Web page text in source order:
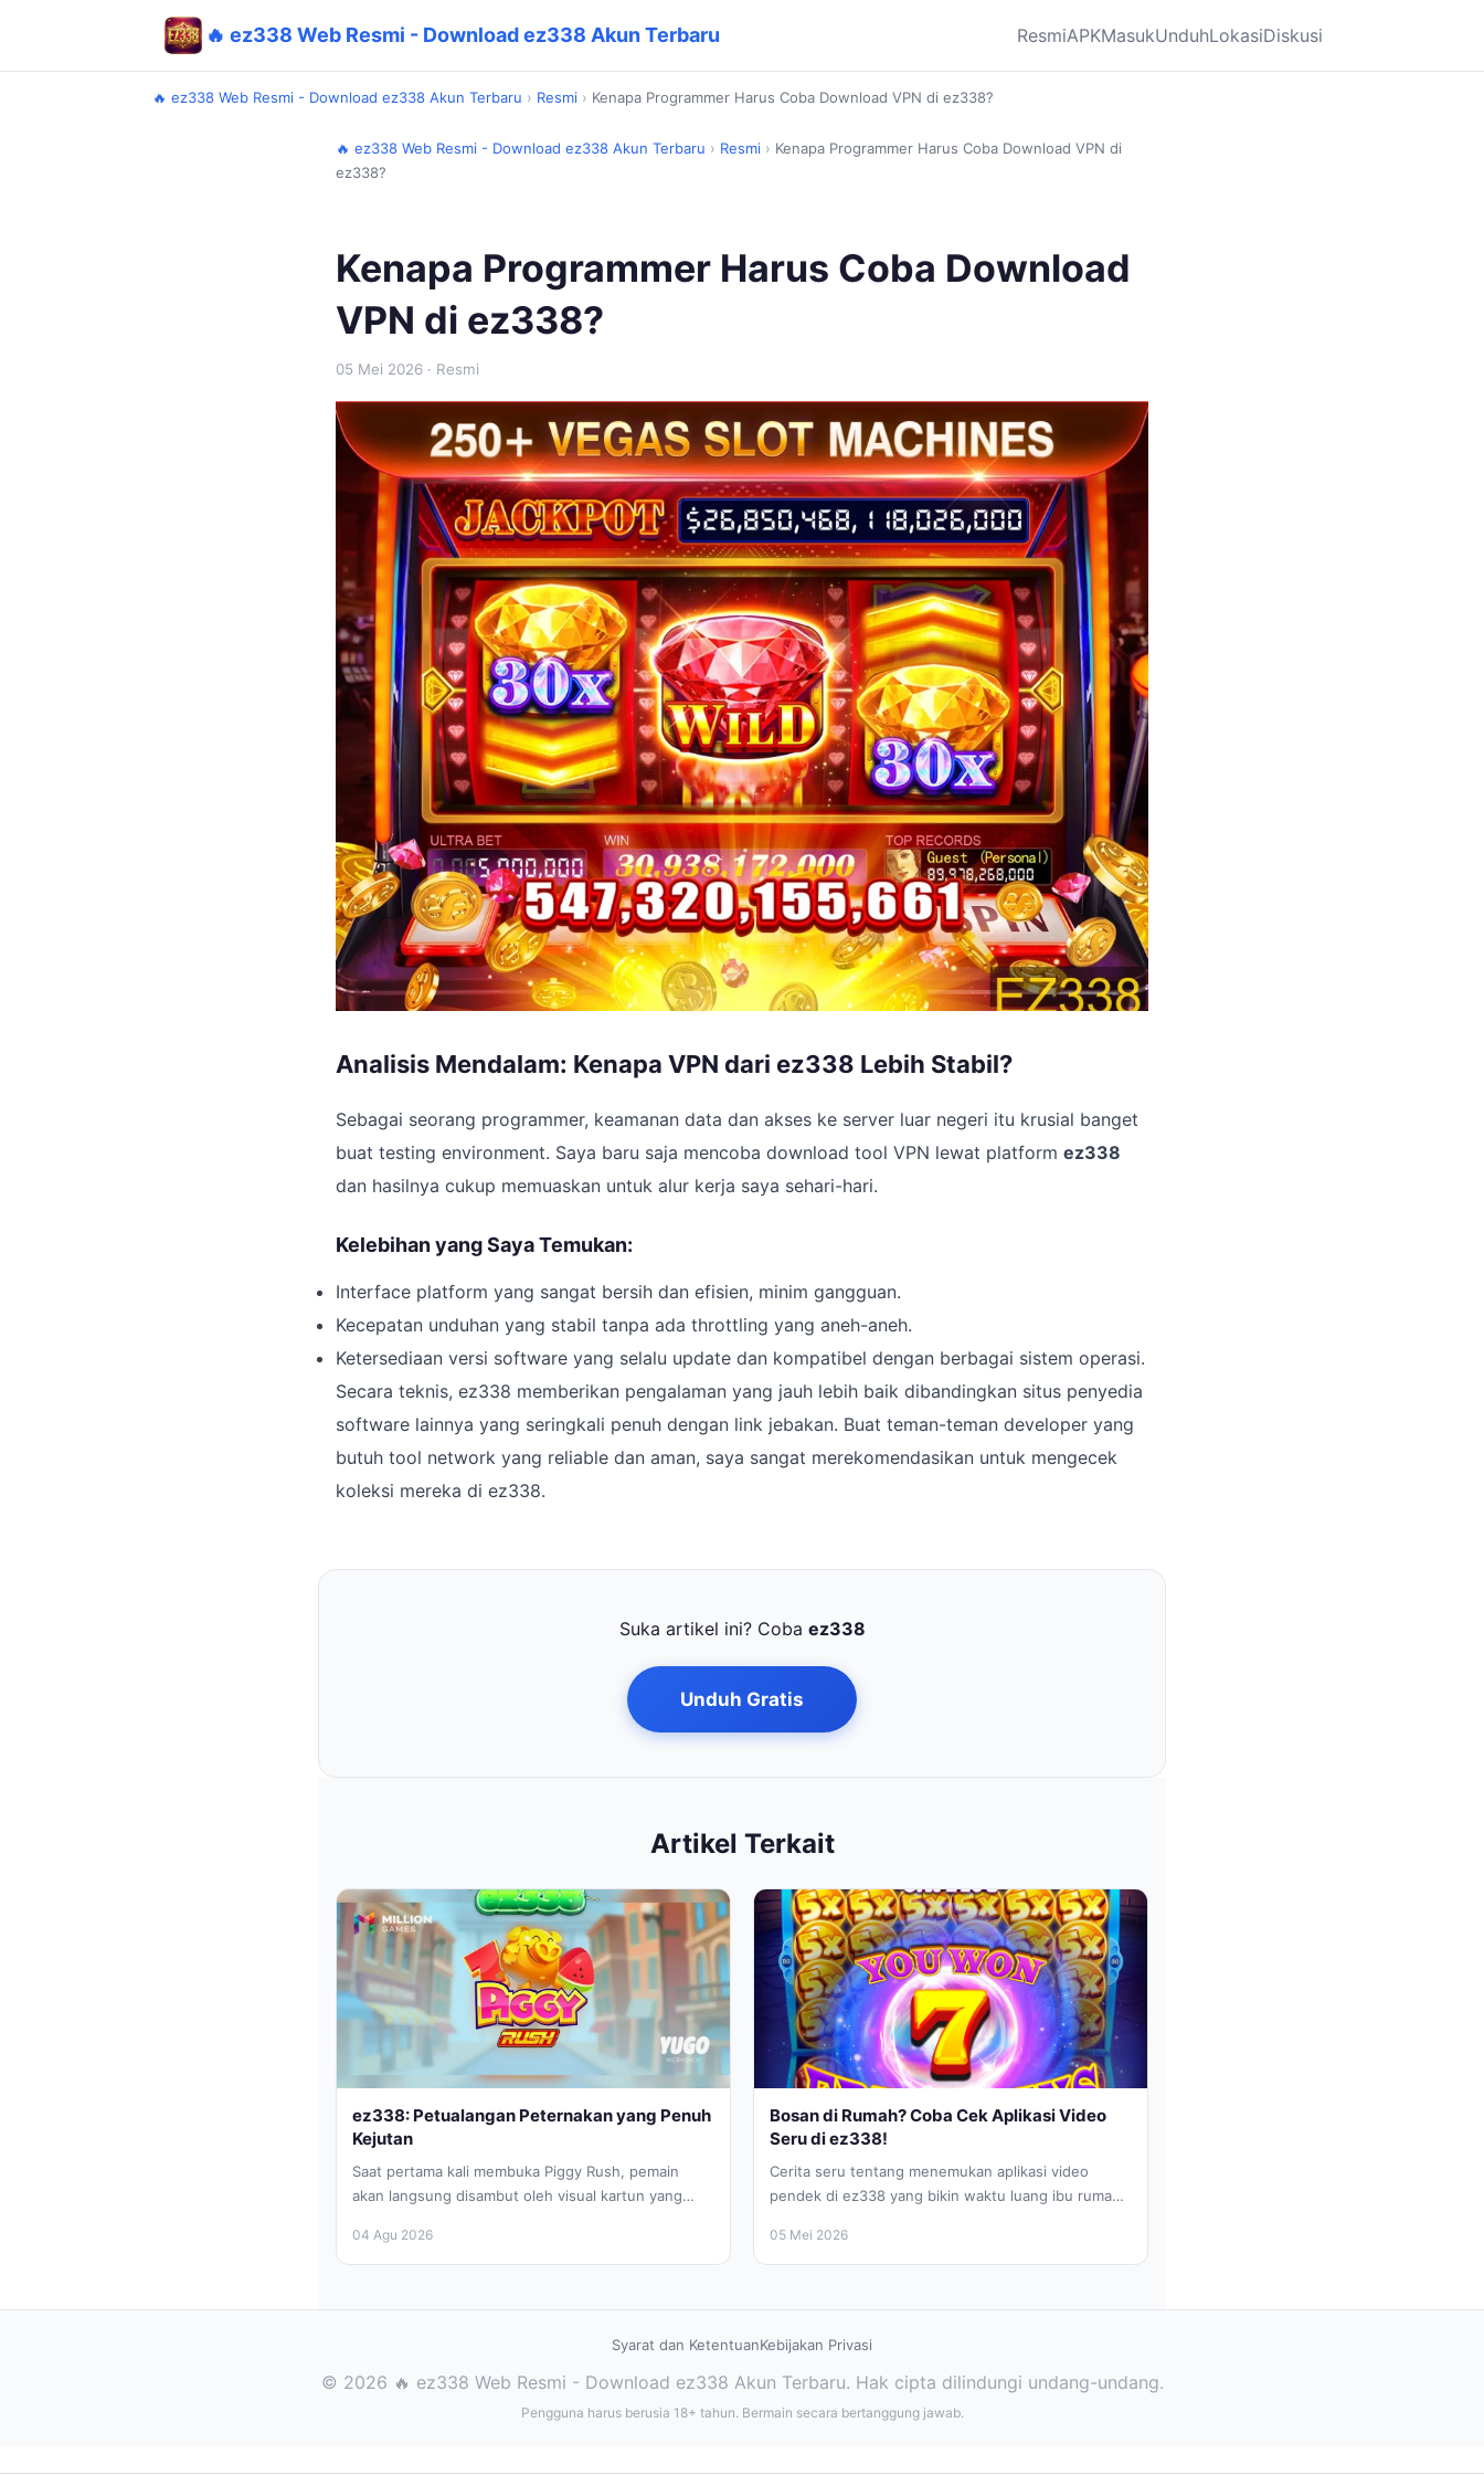
🔥 ez338 Web Resmi - Download ez338 Akun Terbaru ResmiAPKMasukUnduhLokasiDiskusi
🔥 ez338 Web Resmi - Download ez338 Akun Terbaru › Resmi › Kenapa Programmer Harus Coba Download VPN di ez338?
🔥 ez338 Web Resmi - Download ez338 Akun Terbaru › Resmi › Kenapa Programmer Harus Coba Download VPN di
ez338?
Kenapa Programmer Harus Coba Download
VPN di ez338?
05 Mei 2026 · Resmi
Analisis Mendalam: Kenapa VPN dari ez338 Lebih Stabil?
Sebagai seorang programmer, keamanan data dan akses ke server luar negeri itu krusial banget
buat testing environment. Saya baru saja mencoba download tool VPN lewat platform ez338
dan hasilnya cukup memuaskan untuk alur kerja saya sehari-hari.
Kelebihan yang Saya Temukan:
Interface platform yang sangat bersih dan efisien, minim gangguan.
Kecepatan unduhan yang stabil tanpa ada throttling yang aneh-aneh.
Ketersediaan versi software yang selalu update dan kompatibel dengan berbagai sistem operasi.
Secara teknis, ez338 memberikan pengalaman yang jauh lebih baik dibandingkan situs penyedia
software lainnya yang seringkali penuh dengan link jebakan. Buat teman-teman developer yang
butuh tool network yang reliable dan aman, saya sangat merekomendasikan untuk mengecek
koleksi mereka di ez338.
Suka artikel ini? Coba ez338
Unduh Gratis
Artikel Terkait
ez338: Petualangan Peternakan yang Penuh
Kejutan
Saat pertama kali membuka Piggy Rush, pemain
akan langsung disambut oleh visual kartun yang
04 Agu 2026
Bosan di Rumah? Coba Cek Aplikasi Video
Seru di ez338!
Cerita seru tentang menemukan aplikasi video
pendek di ez338 yang bikin waktu luang ibu rumah
05 Mei 2026
Syarat dan KetentuanKebijakan Privasi
© 2026 🔥 ez338 Web Resmi - Download ez338 Akun Terbaru. Hak cipta dilindungi undang-undang.
Pengguna harus berusia 18+ tahun. Bermain secara bertanggung jawab.